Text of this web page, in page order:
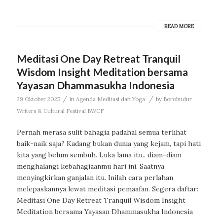
READ MORE
Meditasi One Day Retreat Tranquil
Wisdom Insight Meditation bersama
Yayasan Dhammasukha Indonesia
29 Oktober 2025 / in Agenda Meditasi dan Yoga / by Borobudur
Writers & Cultural Festival BWCF
Pernah merasa sulit bahagia padahal semua terlihat
baik-naik saja? Kadang bukan dunia yang kejam, tapi hati
kita yang belum sembuh. Luka lama itu.. diam-diam
menghalangi kebahagiaanmu hari ini. Saatnya
menyingkirkan ganjalan itu. Inilah cara perlahan
melepaskannya lewat meditasi pemaafan. Segera daftar:
Meditasi One Day Retreat Tranquil Wisdom Insight
Meditation bersama Yayasan Dhammasukha Indonesia